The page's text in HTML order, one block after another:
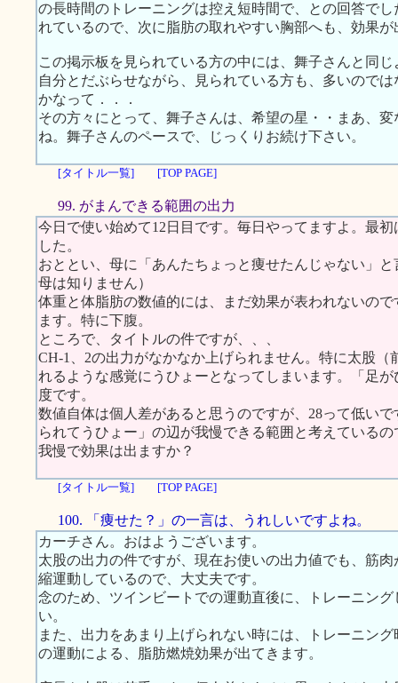
の長時間のトレーニングは控え短時間で、との回答で
れているので、次に脂肪の取れやすい胸部へも、効果
この掲示板を見られている方の中には、舞子さんと同
自分とだぶらせながら、見られている方も、多いので
かなって．．．
その方々にとって、舞子さんは、希望の星・・まあ、
ね。舞子さんのペースで、じっくりお続け下さい。
[タイトル一覧] [TOP PAGE]
99. がまんできる範囲の出力
今日で使い始めて12日目です。毎日やってますよ。最
した。
おととい、母に「あんたちょっと痩せたんじゃない」
母は知りません）
体重と体脂肪の数値的には、まだ効果が表われないの
ます。特に下腹。
ところで、タイトルの件ですが、、、
CH-1、2の出力がなかなか上げられません。特に太股
れるような感覚にうひょーとなってしまいます。「足
度です。
数値自体は個人差があると思うのですが、28って低い
られてうひょー」の辺が我慢できる範囲と考えている
我慢で効果は出ますか？
[タイトル一覧] [TOP PAGE]
100. 「痩せた？」の一言は、うれしいですよね。
カーチさん。おはようございます。
太股の出力の件ですが、現在お使いの出力値でも、筋
縮運動しているので、大丈夫です。
念のため、ツインビートでの運動直後に、トレーニン
い。
また、出力をあまり上げられない時には、トレーニン
の運動による、脂肪燃焼効果が出てきます。